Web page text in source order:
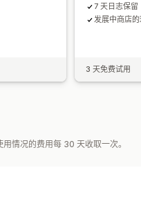
7 天日志保留
发展中商店
3 天免费试用
情况的费用每 30 天收取一次。